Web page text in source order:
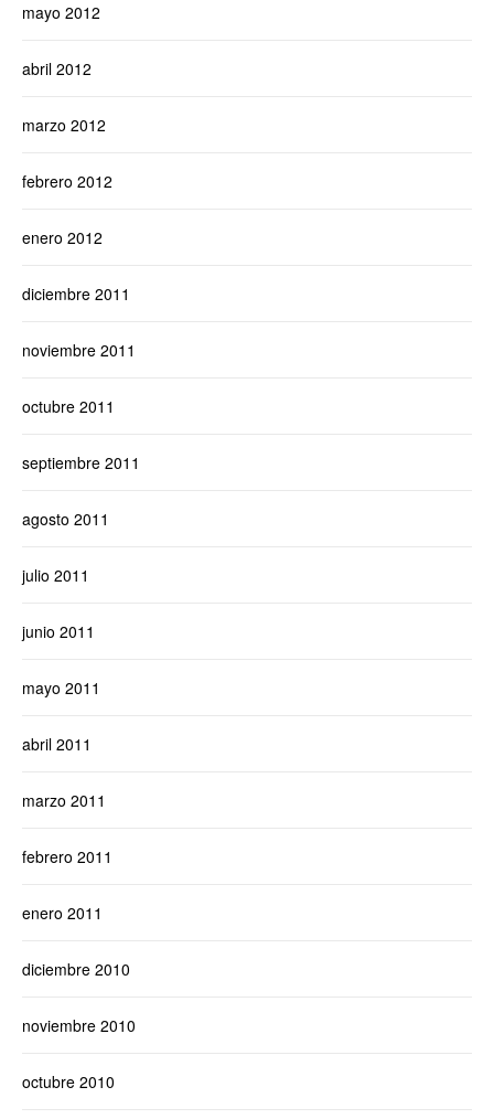
mayo 2012
abril 2012
marzo 2012
febrero 2012
enero 2012
diciembre 2011
noviembre 2011
octubre 2011
septiembre 2011
agosto 2011
julio 2011
junio 2011
mayo 2011
abril 2011
marzo 2011
febrero 2011
enero 2011
diciembre 2010
noviembre 2010
octubre 2010